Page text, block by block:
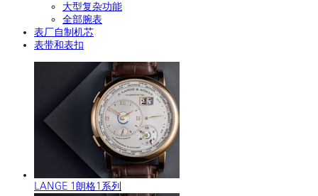
大型复杂功能
全部腕表
表厂自制机芯
表带和表扣
LANGE 1朗格1系列